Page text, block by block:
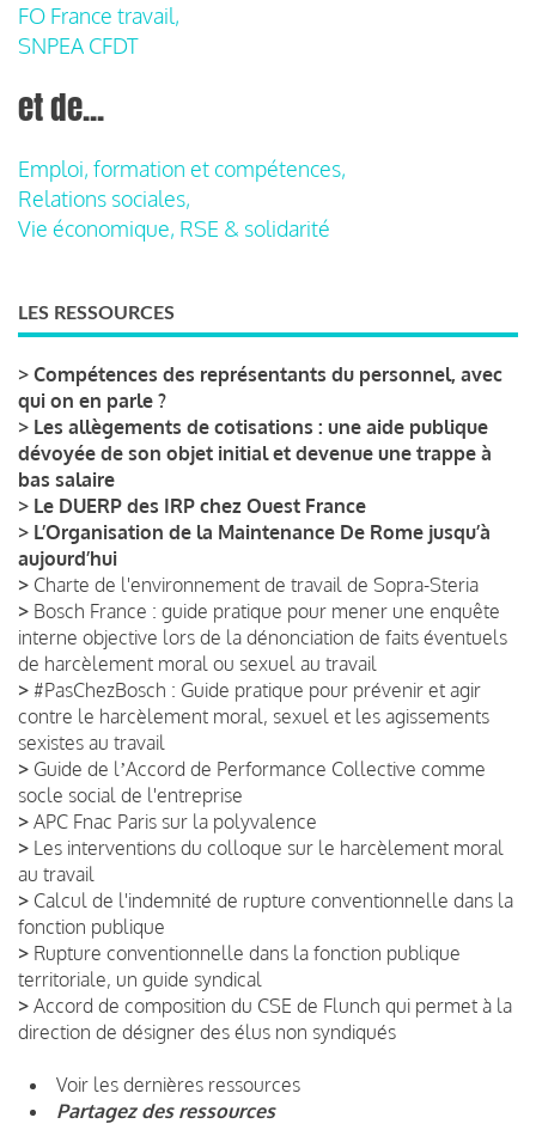
FO France travail,
SNPEA CFDT
et de...
Emploi, formation et compétences,
Relations sociales,
Vie économique, RSE & solidarité
LES RESSOURCES
> Compétences des représentants du personnel, avec
qui on en parle ?
> Les allègements de cotisations : une aide publique
dévoyée de son objet initial et devenue une trappe à
bas salaire
> Le DUERP des IRP chez Ouest France
> L’Organisation de la Maintenance De Rome jusqu’à
aujourd’hui
> Charte de l'environnement de travail de Sopra-Steria
> Bosch France : guide pratique pour mener une enquête
interne objective lors de la dénonciation de faits éventuels
de harcèlement moral ou sexuel au travail
> #PasChezBosch : Guide pratique pour prévenir et agir
contre le harcèlement moral, sexuel et les agissements
sexistes au travail
> Guide de lʼAccord de Performance Collective comme
socle social de l'entreprise
> APC Fnac Paris sur la polyvalence
> Les interventions du colloque sur le harcèlement moral
au travail
> Calcul de l'indemnité de rupture conventionnelle dans la
fonction publique
> Rupture conventionnelle dans la fonction publique
territoriale, un guide syndical
> Accord de composition du CSE de Flunch qui permet à la
direction de désigner des élus non syndiqués
Voir les dernières ressources
Partagez des ressources